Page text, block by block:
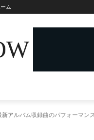
ム
アルバム収録曲のパフォーマ